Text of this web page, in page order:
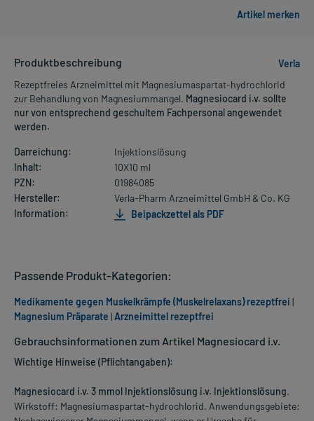
Produktbeschreibung
Verla
Rezeptfreies Arzneimittel mit Magnesiumaspartat-hydrochlorid
zur Behandlung von Magnesiummangel. Magnesiocard i.v. sollte
nur von entsprechend geschultem Fachpersonal angewendet
werden.
Darreichung:
Injektionslösung
Inhalt:
10X10 ml
PZN:
01984085
Hersteller:
Verla-Pharm Arzneimittel GmbH & Co. KG
Information:
Beipackzettel als PDF
Gebrauchsinformationen zum Artikel Magnesiocard i.v.
Wichtige Hinweise (Pflichtangaben):
Magnesiocard i.v. 3 mmol Injektionslösung i.v. Injektionslösung.
Wirkstoff: Magnesiumaspartat-hydrochlorid. Anwendungsgebiete:
Passende Produkt-Kategorien:
Medikamente gegen Muskelkrämpfe (Muskelrelaxans) rezeptfrei |
Magnesium Präparate |Arzneimittel rezeptfrei